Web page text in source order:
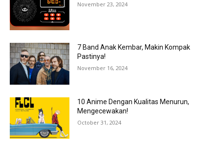
November 23, 2024
7 Band Anak Kembar, Makin Kompak
Pastinya!
November 16, 2024
10 Anime Dengan Kualitas Menurun,
Mengecewakan!
October 31, 2024